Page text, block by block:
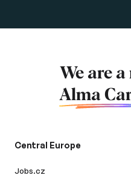
We are
Alma
Central Europe
Jobs.cz